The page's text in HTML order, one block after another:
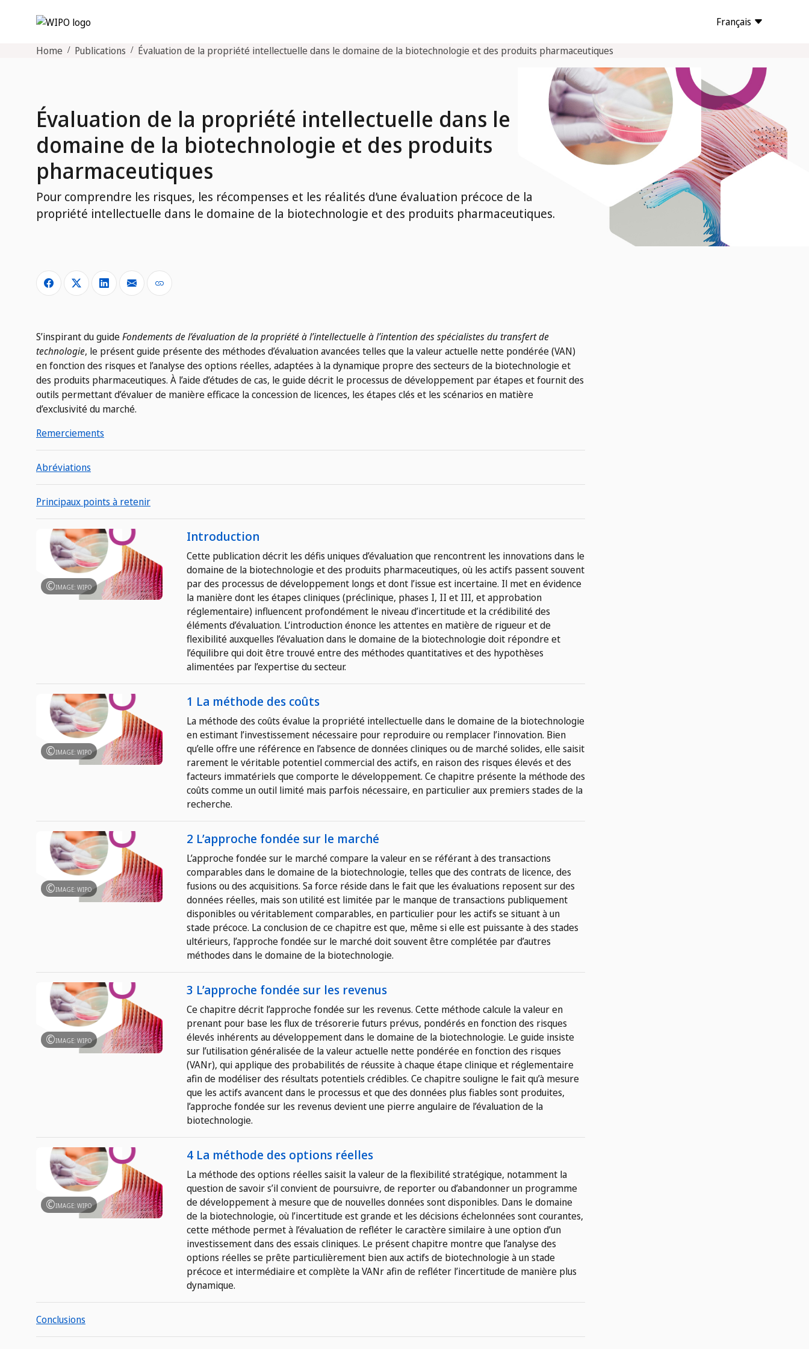
Français
Home Publications Évaluation de la propriété intellectuelle dans le domaine de la biotechnologie et des produits pharmaceutiques
Évaluation de la propriété intellectuelle dans le
domaine de la biotechnologie et des produits
pharmaceutiques
Pour comprendre les risques, les récompenses et les réalités d’une évaluation précoce de la
propriété intellectuelle dans le domaine de la biotechnologie et des produits pharmaceutiques.
S’inspirant du guideFondements de l’évaluation de la propriété à l’intellectuelle à l’intention des spécialistes du transfert de
technologie, le présent guide présente des méthodes d’évaluation avancées telles que la valeur actuelle nette pondérée (VAN)
en fonction des risques et l’analyse des options réelles, adaptées à la dynamique propre des secteurs de la biotechnologie et
des produits pharmaceutiques. À l’aide d’études de cas, le guide décrit le processus de développement par étapes et fournit des
outils permettant d’évaluer de manière efficace la concession de licences, les étapes clés et les scénarios en matière
d’exclusivité du marché.
Remerciements
Abréviations
Principaux points à retenir
IMAGE: WIPO
Introduction
Cette publication décrit les défis uniques d’évaluation que rencontrent les innovations dans le
domaine de la biotechnologie et des produits pharmaceutiques, où les actifs passent souvent
par des processus de développement longs et dont l’issue est incertaine. Il met en évidence
la manière dont les étapes cliniques (préclinique, phases I, II et III, et approbation
réglementaire) influencent profondément le niveau d’incertitude et la crédibilité des
éléments d’évaluation. L’introduction énonce les attentes en matière de rigueur et de
flexibilité auxquelles l’évaluation dans le domaine de la biotechnologie doit répondre et
l’équilibre qui doit être trouvé entre des méthodes quantitatives et des hypothèses
alimentées par l’expertise du secteur.
IMAGE: WIPO
1 La méthode des coûts
La méthode des coûts évalue la propriété intellectuelle dans le domaine de la biotechnologie
en estimant l’investissement nécessaire pour reproduire ou remplacer l’innovation. Bien
qu’elle offre une référence en l’absence de données cliniques ou de marché solides, elle saisit
rarement le véritable potentiel commercial des actifs, en raison des risques élevés et des
facteurs immatériels que comporte le développement. Ce chapitre présente la méthode des
coûts comme un outil limité mais parfois nécessaire, en particulier aux premiers stades de la
recherche.
IMAGE: WIPO
2 L’approche fondée sur le marché
L’approche fondée sur le marché compare la valeur en se référant à des transactions
comparables dans le domaine de la biotechnologie, telles que des contrats de licence, des
fusions ou des acquisitions. Sa force réside dans le fait que les évaluations reposent sur des
données réelles, mais son utilité est limitée par le manque de transactions publiquement
disponibles ou véritablement comparables, en particulier pour les actifs se situant à un
stade précoce. La conclusion de ce chapitre est que, même si elle est puissante à des stades
ultérieurs, l’approche fondée sur le marché doit souvent être complétée par d’autres
méthodes dans le domaine de la biotechnologie.
IMAGE: WIPO
3 L’approche fondée sur les revenus
Ce chapitre décrit l’approche fondée sur les revenus. Cette méthode calcule la valeur en
prenant pour base les flux de trésorerie futurs prévus, pondérés en fonction des risques
élevés inhérents au développement dans le domaine de la biotechnologie. Le guide insiste
sur l’utilisation généralisée de la valeur actuelle nette pondérée en fonction des risques
(VANr), qui applique des probabilités de réussite à chaque étape clinique et réglementaire
afin de modéliser des résultats potentiels crédibles. Ce chapitre souligne le fait qu’à mesure
que les actifs avancent dans le processus et que des données plus fiables sont produites,
l’approche fondée sur les revenus devient une pierre angulaire de l’évaluation de la
biotechnologie.
IMAGE: WIPO
4 La méthode des options réelles
La méthode des options réelles saisit la valeur de la flexibilité stratégique, notamment la
question de savoir s’il convient de poursuivre, de reporter ou d’abandonner un programme
de développement à mesure que de nouvelles données sont disponibles. Dans le domaine
de la biotechnologie, où l’incertitude est grande et les décisions échelonnées sont courantes,
cette méthode permet à l’évaluation de refléter le caractère similaire à une option d’un
investissement dans des essais cliniques. Le présent chapitre montre que l’analyse des
options réelles se prête particulièrement bien aux actifs de biotechnologie à un stade
précoce et intermédiaire et complète la VANr afin de refléter l’incertitude de manière plus
dynamique.
Conclusions